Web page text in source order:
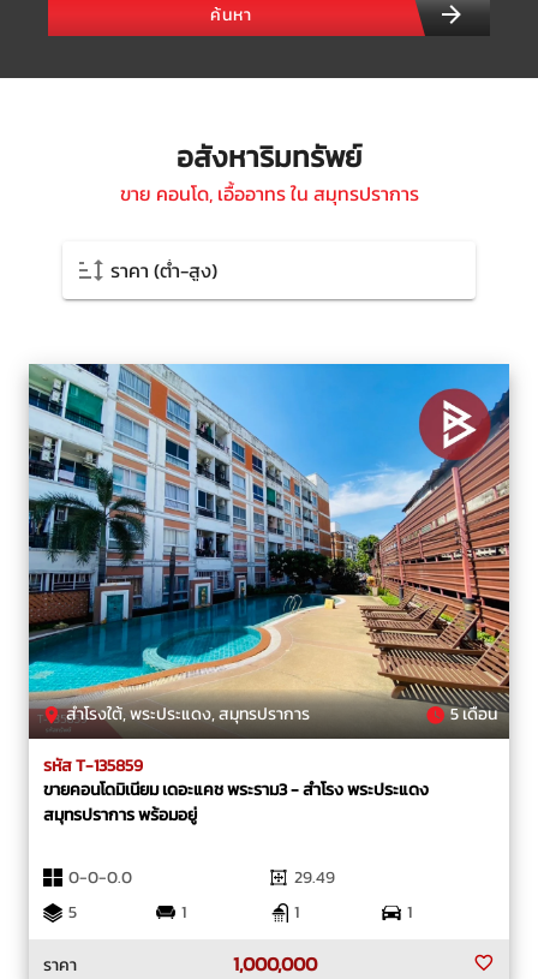
ค้นหา
อสังหาริมทรัพย์
ขาย คอนโด, เอื้ออาทร ใน สมุทรปราการ
ราคา (ต่ำ-สูง)
สำโรงใต้, พระประแดง, สมุทรปราการ 5 เดือน
รหัส T-135859
ขายคอนโดมิเนียม เดอะแคช พระราม3 - สำโรง พระประแดง
สมุทรปราการ พร้อมอยู่
0-0-0.0
29.49
5
1 1
1
ราคา
1,000,000